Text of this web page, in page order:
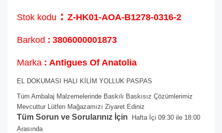
Stok kodu : Z-HK01-AOA-B1278-0316-2
Barkod : 3806000001873
Marka : Antigues Of Anatolia
EL DOKUMASI HALI KİLİM YOLLUK PASPAS
Tüm Ambalaj Malzemelerinde Baskılı Baskısız Çözümlerimiz
Mevcuttur Lütfen Mağazamızı Ziyaret Ediniz
Tüm Sorun ve Sorularınız İçin Hafta İçi 09:30 ile 18:00
Arasında